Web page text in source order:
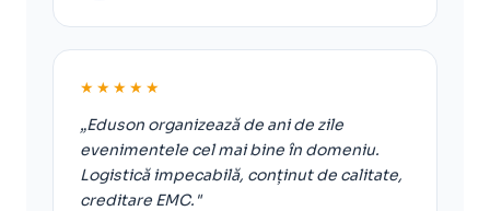
★★★★★
„Eduson organizează de ani de zile
evenimentele cel mai bine în domeniu.
Logistică impecabilă, conținut de calitate,
creditare EMC."